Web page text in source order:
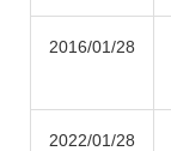
2016/01/28
2022/01/28